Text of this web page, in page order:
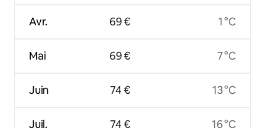
Avr.
Mai
Juin
Juil.
69 €
69 €
74 €
74 €
1 °C
7 °C
13 °C
16 °C